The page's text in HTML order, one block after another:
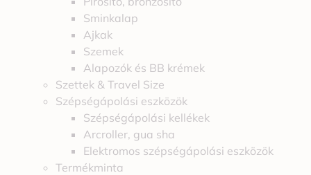
Sminkalap
Ajkak
Szemek
Alapozók és BB krémek
Szettek & Travel Size
Szépségápolási eszközök
Szépségápolási kellékek
Arcroller, gua sha
Elektromos szépségápolási eszközök
Termékminta